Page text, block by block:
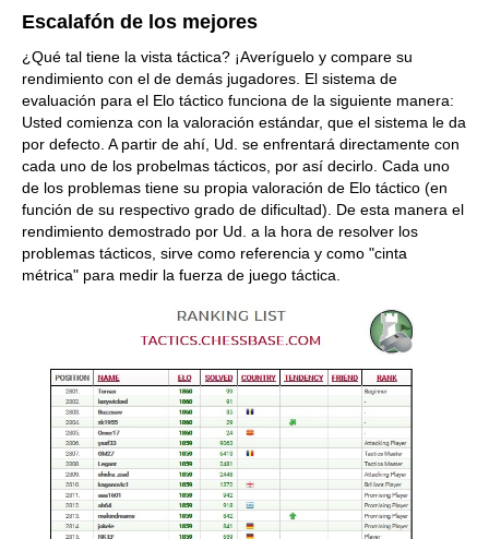
Escalafón de los mejores
¿Qué tal tiene la vista táctica? ¡Averíguelo y compare su
rendimiento con el de demás jugadores. El sistema de
evaluación para el Elo táctico funciona de la siguiente manera:
Usted comienza con la valoración estándar, que el sistema le da
por defecto. A partir de ahí, Ud. se enfrentará directamente con
cada uno de los probelmas tácticos, por así decirlo. Cada uno
de los problemas tiene su propia valoración de Elo táctico (en
función de su respectivo grado de dificultad). De esta manera el
rendimiento demostrado por Ud. a la hora de resolver los
problemas tácticos, sirve como referencia y como "cinta
métrica" para medir la fuerza de juego táctica.